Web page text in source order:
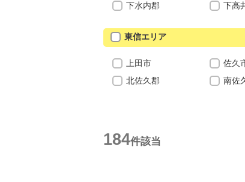
下水内郡
下高
東信エリア
上田市 佐久
北佐久郡
南佐
184件該当